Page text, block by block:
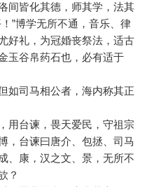
间皆化其德，师其学，法其
”博学无所不通，音乐、律
好礼，为冠婚丧祭法，适古
玉谷帛药石也，必有适于
如司马相公者，海内称其正
用台谏，畏天爱民，守祖宗
，台谏曰唐介、包拯、司马
、康，汉之文、景，无所不
？